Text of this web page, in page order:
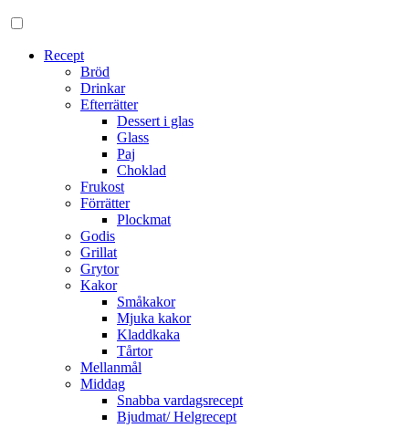
Recept
Bröd
Drinkar
Efterrätter
Dessert i glas
Glass
Paj
Choklad
Frukost
Förrätter
Plockmat
Godis
Grillat
Grytor
Kakor
Småkakor
Mjuka kakor
Kladdkaka
Tårtor
Mellanmål
Middag
Snabba vardagsrecept
Bjudmat/ Helgrecept